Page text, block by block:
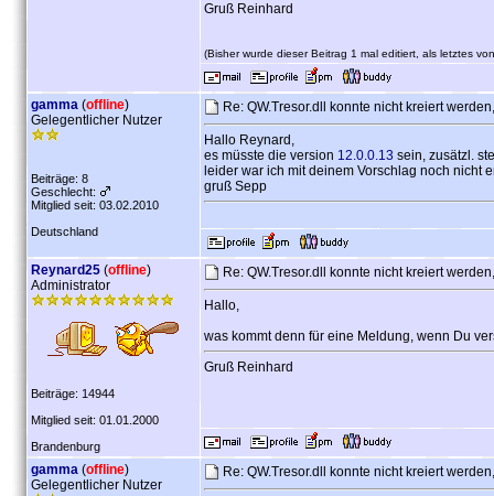
Gruß Reinhard
(Bisher wurde dieser Beitrag 1 mal editiert, als letztes
gamma (offline)
Gelegentlicher Nutzer
Beiträge: 8
Geschlecht:
Mitglied seit: 03.02.2010
Deutschland
Re: QW.Tresor.dll konnte nicht kreiert
Hallo Reynard,
es müsste die version 12.0.0.13 sein, zusätzl.
leider war ich mit deinem Vorschlag noch
gruß Sepp
Reynard25 (offline)
Administrator
Beiträge: 14944
Mitglied seit: 01.01.2000
Brandenburg
Re: QW.Tresor.dll konnte nicht kreiert
Hallo,
was kommt denn für eine Meldung, wenn Du
Gruß Reinhard
gamma (offline)
Gelegentlicher Nutzer
Re: QW.Tresor.dll konnte nicht kreiert